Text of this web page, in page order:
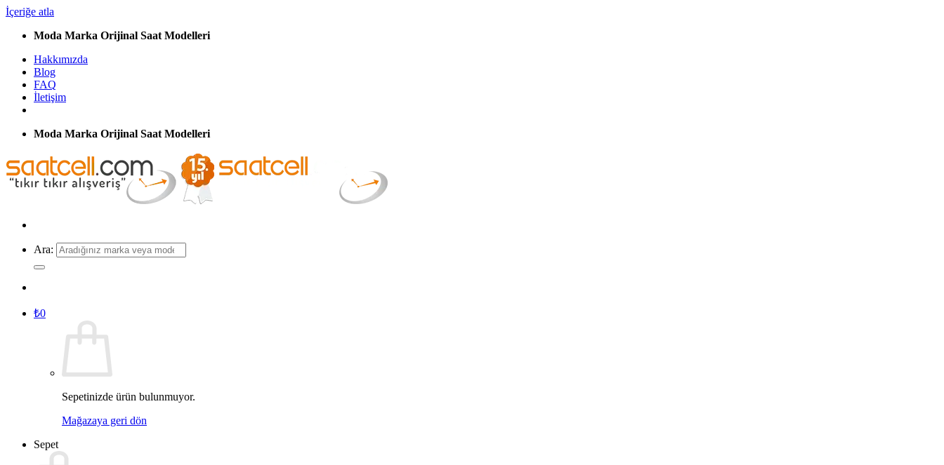
İçeriğe atla
Moda Marka Orijinal Saat Modelleri
Hakkımızda
Blog
FAQ
İletişim
Moda Marka Orijinal Saat Modelleri
Ara:
₺0
Sepetinizde ürün bulunmuyor.
Mağazaya geri dön
Sepet